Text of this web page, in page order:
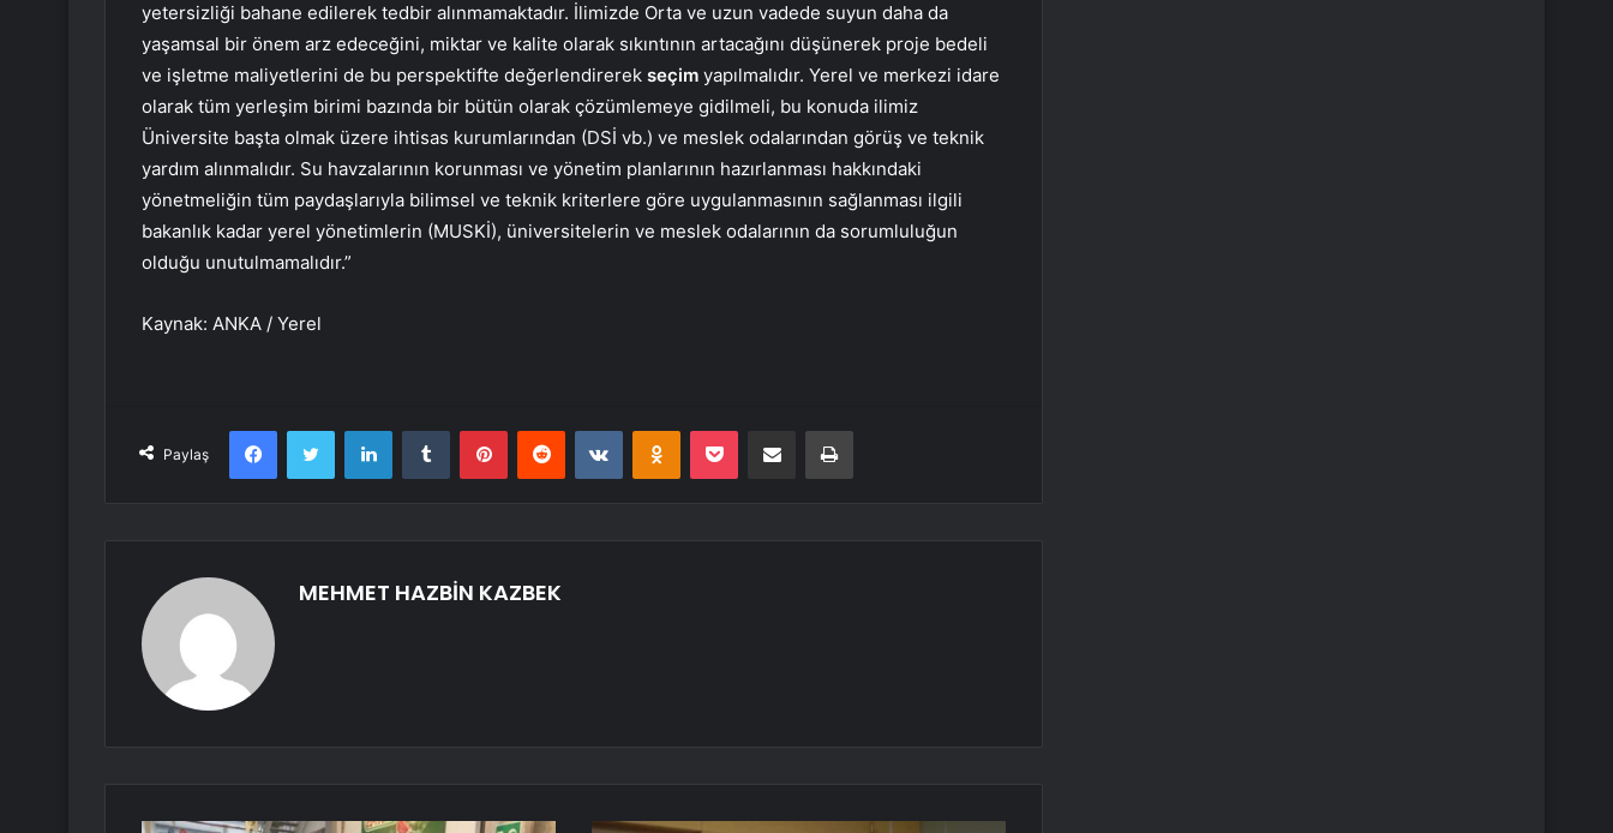
yetersizliği bahane edilerek tedbir alınmamaktadır. İlimizde Orta ve uzun vadede suyun daha da
yaşamsal bir önem arz edeceğini, miktar ve kalite olarak sıkıntının artacağını düşünerek proje bedeli
ve işletme maliyetlerini de bu perspektifte değerlendirerek seçim yapılmalıdır. Yerel ve merkezi idare
olarak tüm yerleşim birimi bazında bir bütün olarak çözümlemeye gidilmeli, bu konuda ilimiz
Üniversite başta olmak üzere ihtisas kurumlarından (DSİ vb.) ve meslek odalarından görüş ve teknik
yardım alınmalıdır. Su havzalarının korunması ve yönetim planlarının hazırlanması hakkındaki
yönetmeliğin tüm paydaşlarıyla bilimsel ve teknik kriterlere göre uygulanmasının sağlanması ilgili
bakanlık kadar yerel yönetimlerin (MUSKİ), üniversitelerin ve meslek odalarının da sorumluluğun
olduğu unutulmamalıdır.”
Kaynak: ANKA / Yerel
Paylaş
FacebookTwitter LinkedInTumblr PinterestReddit VKontakteOdnoklassniki
Pocket E-Posta ile paylaş Yazdır
MEHMET HAZBİN KAZBEK